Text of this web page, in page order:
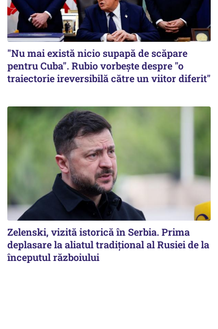
"Nu mai există nicio supapă de scăpare
pentru Cuba". Rubio vorbește despre "o
traiectorie ireversibilă către un viitor diferit"
Zelenski, vizită istorică în Serbia. Prima
deplasare la aliatul tradițional al Rusiei de la
începutul războiului